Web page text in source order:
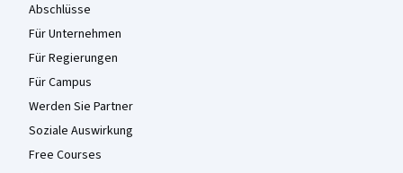
Abschlüsse
Für Unternehmen
Für Regierungen
Für Campus
Werden Sie Partner
Soziale Auswirkung
Free Courses